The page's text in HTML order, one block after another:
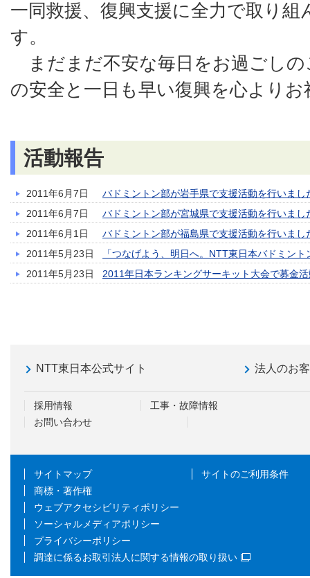
一同救援、復興支援に全力で取り
す。
まだまだ不安な毎日をお過ごしの
の安全と一日も早い復興を心より
活動報告
2011年6月7日
バドミントン部が岩手県で支援活動を行いまし
2011年6月7日
バドミントン部が宮城県で支援活動を行いまし
2011年6月1日
バドミントン部が福島県で支援活動を行いまし
2011年5月23日
「つなげよう、明日へ。NTT東日本バドミン
2011年5月23日
2011年日本ランキングサーキット大会で募金
NTT東日本公式サイト 法人のお
採用情報
工事・故障情報
お問い合わせ
サイトマップ
サイトのご利用条件
商標・著作権
ウェブアクセシビリティポリシー
ソーシャルメディアポリシー
プライバシーポリシー
調達に係るお取引法人に関する情報の取り扱い